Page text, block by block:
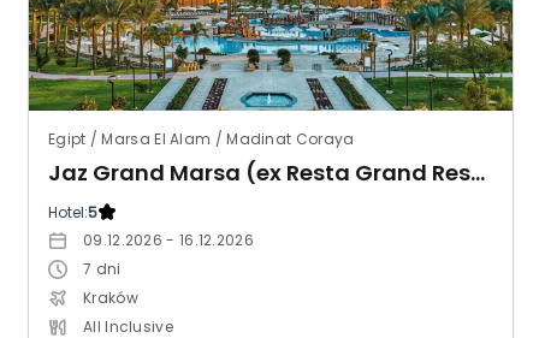
Egipt / Marsa El Alam / Madinat Coraya
Jaz Grand Marsa (ex Resta Grand Resort)
Hotel:5
09.12.2026 - 16.12.2026
7 dni
Kraków
All Inclusive